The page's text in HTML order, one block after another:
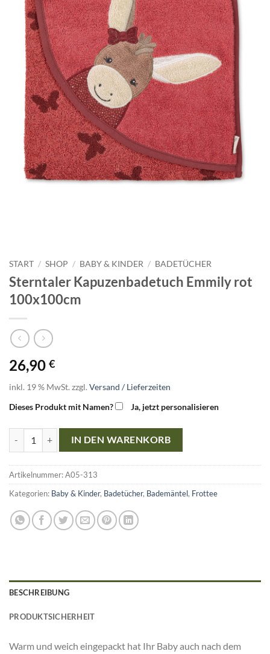
START / SHOP / BABY & KINDER / BADETÜCHER
Sterntaler Kapuzenbadetuch Emmily rot
100x100cm
26,90 €
inkl. 19 % MwSt. zzgl. Versand / Lieferzeiten
Dieses Produkt mit Namen?
Ja, jetzt personalisieren
Sterntaler Kapuzenbadetuch Emmily rot 100x100cm Menge
IN DEN WARENKORB
Artikelnummer:A05-313
Kategorien: Baby & Kinder, Badetücher, Bademäntel, Frottee
BESCHREIBUNG
PRODUKTSICHERHEIT
Warm und weich eingepackt hat Ihr Baby auch nach dem